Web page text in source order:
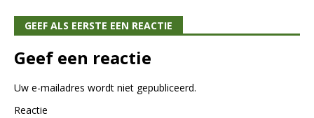
GEEF ALS EERSTE EEN REACTIE
Geef een reactie
Uw e-mailadres wordt niet gepubliceerd.
Reactie